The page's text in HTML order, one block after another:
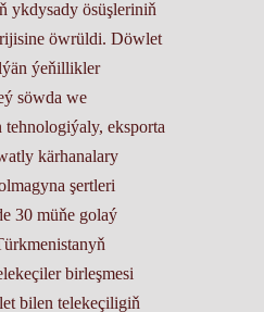
ykdysady ösüşleriniň
öwrüldi. Döwlet
ýeňillikler
söwda we
tehnologiýaly, eksporta
kärhanalary
şertleri
30 müňe golaý
birleşmesi
bilen telekeçiligiň